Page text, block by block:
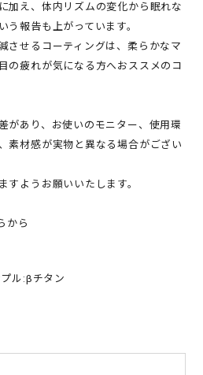
加え、体内リズムの変化から眠れな
う報告も上がっています。
させるコーティングは、柔らかなマ
の疲れが気になる方へおススメのコ
があり、お使いのモニター、使用環
素材感が実物と異なる場合がござい
すようお願いいたします。
から
ル:βチタン